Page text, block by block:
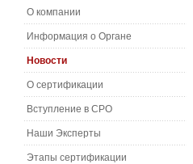
О компании
Информация о Органе
Новости
О сертификации
Вступление в СРО
Наши Эксперты
Этапы сертификации